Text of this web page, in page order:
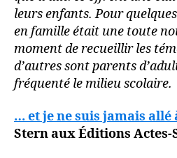
leurs enfants. Pour
en famille était une toute
moment de recueillir les
d’autres sont parents
fréquenté le milieu scolaire.
… et je ne suis jamais allé
Stern aux Éditions Actes-